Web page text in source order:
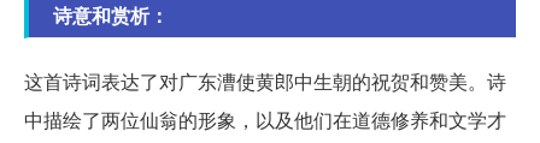
诗意和赏析：
这首诗词表达了对广东漕使黄郎中生朝的祝贺和赞美。诗
中描绘了两位仙翁的形象，以及他们在道德修养和文学才